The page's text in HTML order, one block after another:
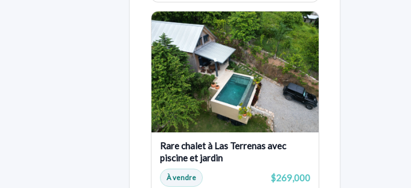
Rare chalet à Las Terrenas avec
piscine et jardin
À vendre $269,000